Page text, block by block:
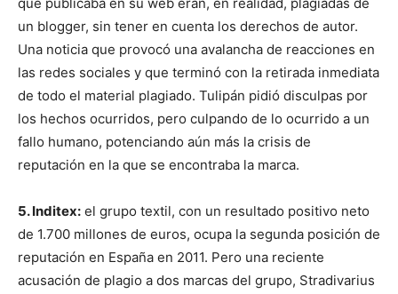
un blogger, sin tener en cuenta los derechos de autor.
Una noticia que provocó una avalancha de reacciones en
las redes sociales y que terminó con la retirada inmediata
de todo el material plagiado. Tulipán pidió disculpas por
los hechos ocurridos, pero culpando de lo ocurrido a un
fallo humano, potenciando aún más la crisis de
reputación en la que se encontraba la marca.
5. Inditex: el grupo textil, con un resultado positivo neto
de 1.700 millones de euros, ocupa la segunda posición de
reputación en España en 2011. Pero una reciente
acusación de plagio a dos marcas del grupo, Stradivarius